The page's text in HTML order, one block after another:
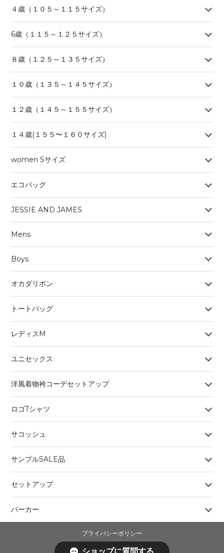
４歳（１０５～１１５サイズ）
6歳（１１５～１２５サイズ）
８歳（１２５～１３５サイズ）
１０歳（１３５～１４５サイズ）
１２歳（１４５～１５５サイズ）
１４歳(１５５〜１６０サイズ)
women Sサイズ
エコバッグ
JESSIE AND JAMES
Mens
Boys
オカダリボン
トートバッグ
レディスM
ユニセックス
洋風着物袴コーデセットアップ
ロゴTシャツ
サコッシュ
サンプルSALE品
セットアップ
パーカー
プライバシーポリシー
特定商取引法に基づく表記